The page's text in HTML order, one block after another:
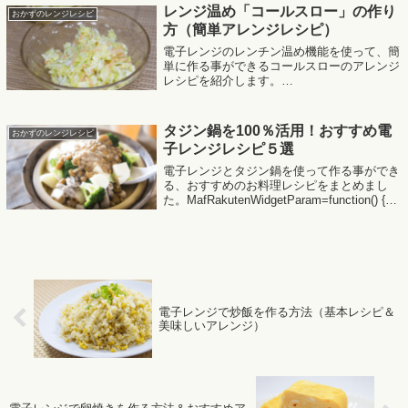
おかずのレンジレシピ
レンジ温め「コールスロー」の作り
方（簡単アレンジレシピ）
電子レンジのレンチン温め機能を使って、簡
単に作る事ができるコールスローのアレンジ
レシピを紹介します。
おかずのレンジレシピ
タジン鍋を100％活用！おすすめ電
子レンジレシピ５選
電子レンジとタジン鍋を使って作る事ができ
る、おすすめのお料理レシピをまとめまし
た。MafRakutenWidgetParam=function() {
電子レンジで炒飯を作る方法（基本レシピ＆
美味しいアレンジ）